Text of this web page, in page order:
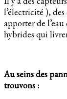
l’électricité ),
apporter de
hybrides qui
Au seins des
trouvons :